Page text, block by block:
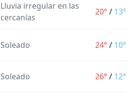
Lluvia irregular en las
cercanías
20° / 13°
Soleado 24° / 10°
Soleado 26° / 12°